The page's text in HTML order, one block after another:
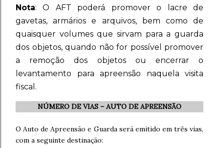
Nota: O AFT poderá promover o lacre de
gavetas, armários e arquivos, bem como de
quaisquer volumes que sirvam para a guarda
dos objetos, quando não for possível promover
a remoção dos objetos ou encerrar o
levantamento para apreensão naquela visita
fiscal.
NÚMERO DE VIAS – AUTO DE APREENSÃO
O Auto de Apreensão e Guarda será emitido em três vias,
com a seguinte destinação: